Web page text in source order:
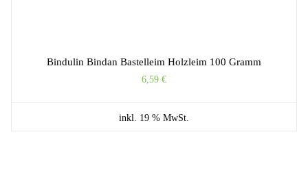
Bindulin Bindan Bastelleim Holzleim 100 Gramm
6,59 €
inkl. 19 % MwSt.